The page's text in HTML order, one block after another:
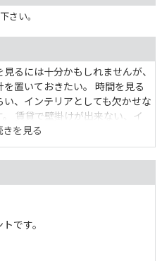
さい。
るには十分かもしれませんが、
置いておきたい。 時間を見る
、インテリアとしても欠かせな
賃貸で壁掛けが出来ない、イ
い、そんな時にぴったりな置き
トなので、寝室などにも向いて
お部屋の中でも目を引くアイコ
囲気を与えてくれます。
です。